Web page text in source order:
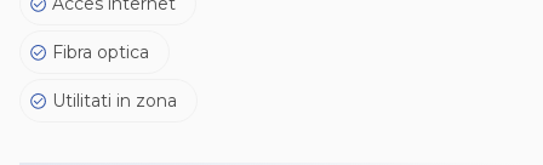
Fibra optica
Utilitati in zona